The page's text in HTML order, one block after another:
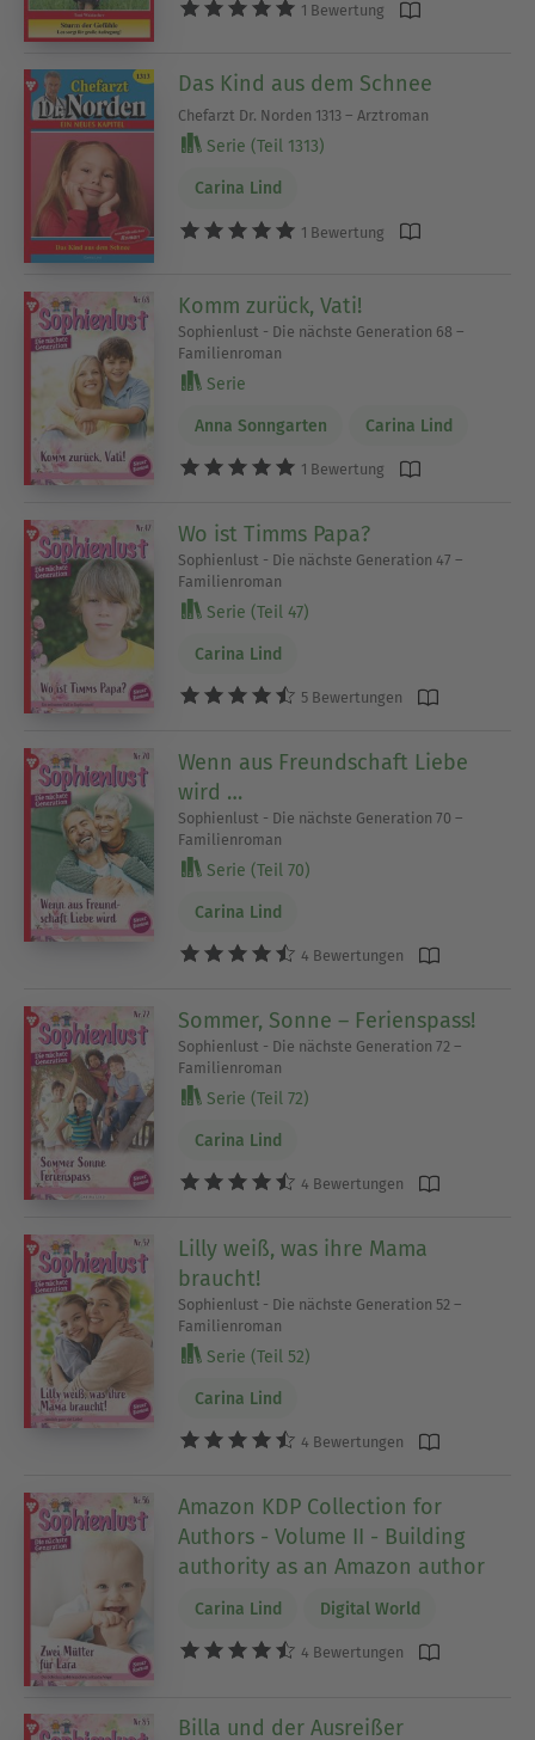
1 Bewertung
Das Kind aus dem Schnee
Chefarzt Dr. Norden 1313 – Arztroman
Serie (Teil 1313)
Carina Lind
1 Bewertung
Komm zurück, Vati!
Sophienlust - Die nächste Generation 68 –
Familienroman
Serie
Anna Sonngarten Carina Lind
1 Bewertung
Wo ist Timms Papa?
Sophienlust - Die nächste Generation 47 –
Familienroman
Serie (Teil 47)
Carina Lind
5 Bewertungen
Wenn aus Freundschaft Liebe
wird …
Sophienlust - Die nächste Generation 70 –
Familienroman
Serie (Teil 70)
Carina Lind
4 Bewertungen
Sommer, Sonne – Ferienspass!
Sophienlust - Die nächste Generation 72 –
Familienroman
Serie (Teil 72)
Carina Lind
4 Bewertungen
Lilly weiß, was ihre Mama
braucht!
Sophienlust - Die nächste Generation 52 –
Familienroman
Serie (Teil 52)
Carina Lind
4 Bewertungen
Amazon KDP Collection for
Authors - Volume II - Building
authority as an Amazon author
Carina Lind Digital World
4 Bewertungen
Billa und der Ausreißer